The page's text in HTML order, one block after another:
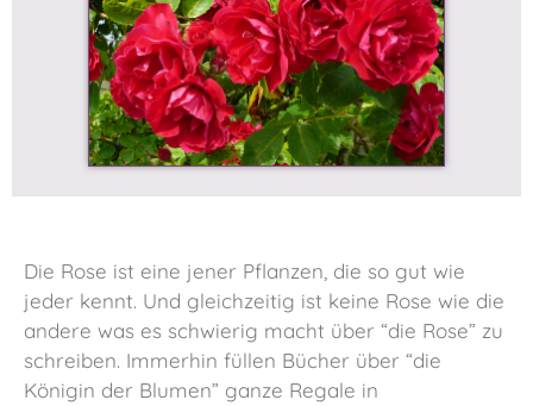
Die Rose ist eine jener Pflanzen, die so gut wie
jeder kennt. Und gleichzeitig ist keine Rose wie die
andere was es schwierig macht über “die Rose” zu
schreiben. Immerhin füllen Bücher über “die
Königin der Blumen” ganze Regale in